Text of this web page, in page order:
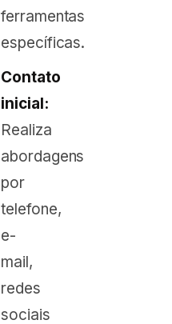
ferramentas
específicas.
Contato
inicial:
Realiza
abordagens
por
telefone,
e-
mail,
redes
sociais